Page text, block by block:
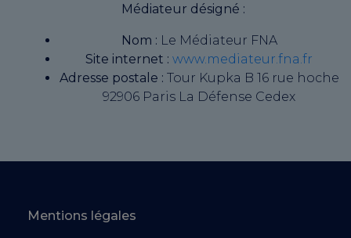
Médiateur désigné :
Nom : Le Médiateur FNA
Site internet : www.mediateur.fna.fr
Adresse postale : Tour Kupka B 16 rue hoche
92906 Paris La Défense Cedex
Mentions légales